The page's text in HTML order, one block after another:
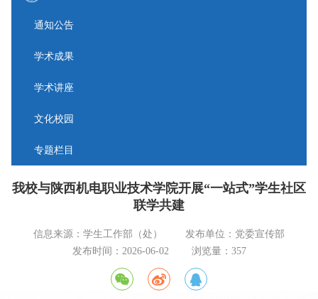
通知公告
学术成果
学术讲座
文化校园
专题栏目
我校与陕西机电职业技术学院开展“一站式”学生社区
联学共建
信息来源：学生工作部（处）
发布单位：党委宣传部
发布时间：2026-06-02
浏览量： 357